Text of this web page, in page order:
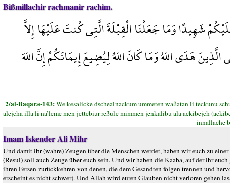
Bißmillachir rachmanir rachim.
شَهِيدًا وَمَا جَعَلْنَا الْقِبْلَةَ الَّتِي كُنتَ عَلَيْهَا إِلاَّ
هَدَى اللّهُ وَمَا كَانَ اللّهُ لِيُضِيعَ إِيمَانَكُمْ إِنَّ اللّهَ
2/al-Baqara-143:We kesalicke dschealnackum ummeten waßatan li teckunu
alejcha illa li na’leme men jettebiur reßule mimmen jenkalibu ala ackibejch
innallache
Imam Iskender Ali Mihr
Und damit ihr (wahre) Zeugen über die Menschen werdet, haben wir euch zu
(Resul) soll auch Zeuge über euch sein. Und wir haben die Kaaba, auf der ihr
ihren Fersen zurückkehren von denen, die dem Gesandten folgen trennen und
erscheint es nicht schwer). Und Allah wird euren Glauben nicht verloren gehen